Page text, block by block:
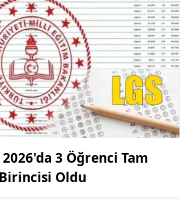
2026'da 3 Öğrenci Tam
Oldu